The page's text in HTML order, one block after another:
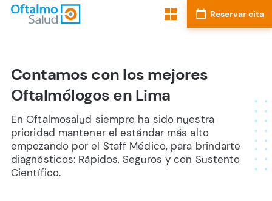
Contamos con los mejores
Oftalmólogos en Lima
En Oftalmosalud siempre ha sido nuestra
prioridad mantener el estándar más alto
empezando por el Staff Médico, para brindarte
diagnósticos: Rápidos, Seguros y con Sustento
Científico.